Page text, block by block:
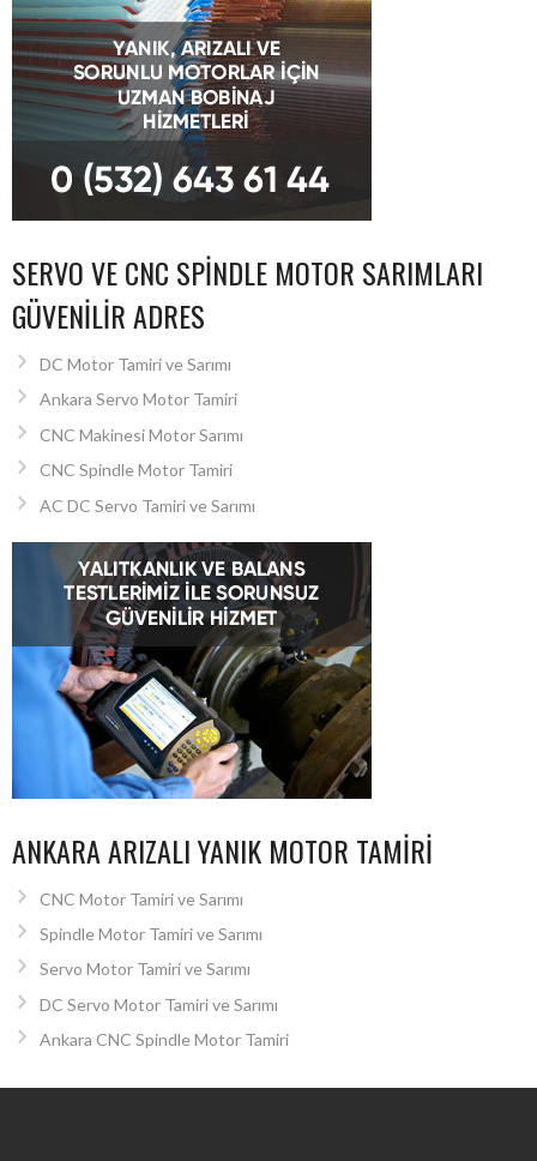
SERVO VE CNC SPINDLE MOTOR SARIMLARI
GÜVENILIR ADRES
DC Motor Tamiri ve Sarımı
Ankara Servo Motor Tamiri
CNC Makinesi Motor Sarımı
CNC Spindle Motor Tamiri
AC DC Servo Tamiri ve Sarımı
ANKARA ARIZALI YANIK MOTOR TAMIRI
CNC Motor Tamiri ve Sarımı
Spindle Motor Tamiri ve Sarımı
Servo Motor Tamiri ve Sarımı
DC Servo Motor Tamiri ve Sarımı
Ankara CNC Spindle Motor Tamiri